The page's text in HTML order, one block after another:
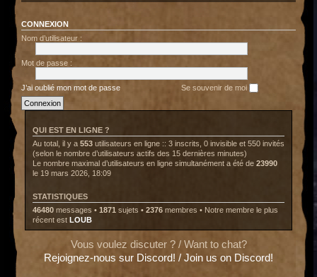
CONNEXION
Nom d’utilisateur :
Mot de passe :
J’ai oublié mon mot de passe Se souvenir de moi
QUI EST EN LIGNE ?
Au total, il y a 553 utilisateurs en ligne :: 3 inscrits, 0 invisible et 550 invités
(selon le nombre d’utilisateurs actifs des 15 dernières minutes)
Le nombre maximal d’utilisateurs en ligne simultanément a été de 23990
le 19 mars 2026, 18:09
STATISTIQUES
46480 messages • 1871 sujets • 2376 membres • Notre membre le plus
récent est LOUB
Vous voulez discuter ? / Want to chat?
Rejoignez-nous sur Discord! / Join us on Discord!